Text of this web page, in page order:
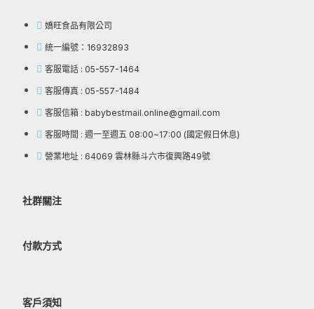
嬌旺食品有限公司
統一編號：16932893
客服電話 : 05-557-1464
客服傳真 : 05-557-1484
客服信箱 : babybestmail.online@gmail.com
客服時間 : 週一至週五 08:00~17:00 (國定假日休息)
營業地址 : 64069 雲林縣斗六市復興路49號
社群關注
付款方式
客戶須知